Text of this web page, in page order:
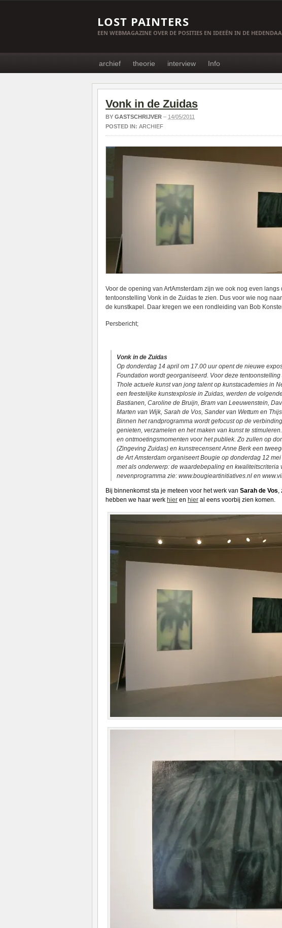
LOST PAINTERS
EEN WEBMAGAZINE OVER DE POSITIES EN IDEEËN IN DE
archief theorie interview Info
Vonk in de Zuidas
BY GASTSCHRIJVER – 14/05/2011
POSTED IN: ARCHIEF
Voor de opening van ArtAmsterdam zijn we ook nog even
tentoonstelling Vonk in de Zuidas te zien. Dus voor wie nog
de kunstkapel. Daar kregen we een rondleiding van Bob
Persbericht;
Vonk in de Zuidas
Op donderdag 14 april om 17.00 uur opent de nieuwe
Foundation wordt georganiseerd. Voor deze
Thole actuele kunst van jong talent op kunstacademies in
een feestelijke kunstexplosie in Zuidas, werden de
Bastianen, Caroline de Bruijn, Bram van Leeuwenstein,
Marten van Wijk, Sarah de Vos, Sander van Wettum en
Binnen het randprogramma wordt gefocust op de
genieten, verzamelen en het maken van kunst te
en ontmoetingsmomenten voor het publiek. Zo zullen op
(Zingeving Zuidas) en kunstrecensent Anne Berk een
de Art Amsterdam organiseert Bougie op donderdag 12
met als onderwerp: de waardebepaling en kwaliteitscriteria
nevenprogramma zie: www.bougieartinitiatives.nl en
Bij binnenkomst sta je meteen voor het werk van Sarah de Vos,
hebben we haar werk hier en hier al eens voorbij zien komen.